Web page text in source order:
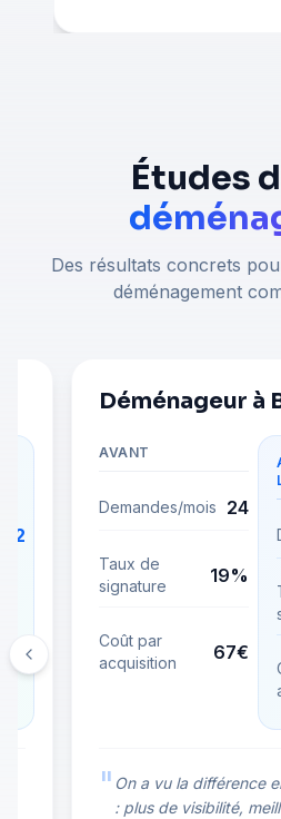
Études
Des résultats concrets
déménagement
52
Déménageur à
AVANT
Demandes/mois 24
Taux de
signature
19%
Coût par
acquisition
67€
" On a vu la différence
: plus de visibilité,